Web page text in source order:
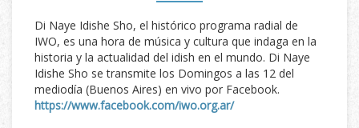
Di Naye Idishe Sho, el histórico programa radial de
IWO, es una hora de música y cultura que indaga en la
historia y la actualidad del idish en el mundo. Di Naye
Idishe Sho se transmite los Domingos a las 12 del
mediodía (Buenos Aires) en vivo por Facebook.
https://www.facebook.com/iwo.org.ar/